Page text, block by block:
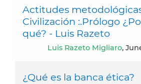
Actitudes
Civilización :.Prólogo
qué? - Luis Razeto
Luis Razeto Migliaro,
¿Qué es la banca ética?